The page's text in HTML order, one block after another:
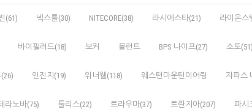
(61) 넥스툴(30) NITECORE(38) 라시에스타(21) 라이온스
바이펄러드(18) 보커 블런트 BPS 나이프(27) 소토(51)
인진지(19) 위너웰(118) 웨스턴마운틴이어링 자파스
라노바(75) 툴리스(22) 트라우마(37) 트란지아(207) 파시